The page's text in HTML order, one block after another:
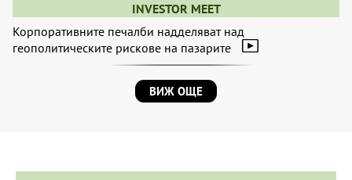
INVESTOR MEET
Корпоративните печалби надделяват над
геополитическите рискове на пазарите
ВИЖ ОЩЕ